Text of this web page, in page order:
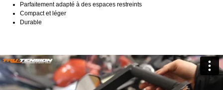
Parfaitement adapté à des espaces restreints
Compact et léger
Durable